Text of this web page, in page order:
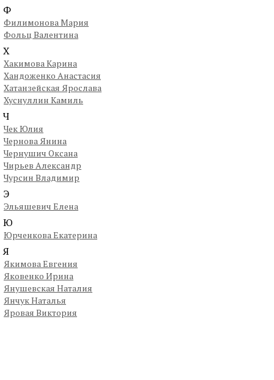
Ф
Филимонова Мария
Фольц Валентина
Х
Хакимова Карина
Хандоженко Анастасия
Хатанзейская Ярослава
Хуснуллин Камиль
Ч
Чек Юлия
Чернова Янина
Чернушич Оксана
Чирьев Александр
Чурсин Владимир
Э
Эльяшевич Елена
Ю
Юрченкова Екатерина
Я
Якимова Евгения
Яковенко Ирина
Янушевская Наталия
Янчук Наталья
Яровая Виктория